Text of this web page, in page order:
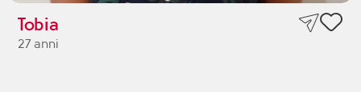
Tobia
27 anni